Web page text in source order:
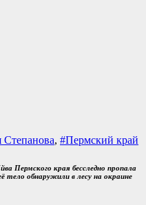
Степанова, #Пермский край
Пермского края бесследно пропала
тело обнаружили в лесу на окраине